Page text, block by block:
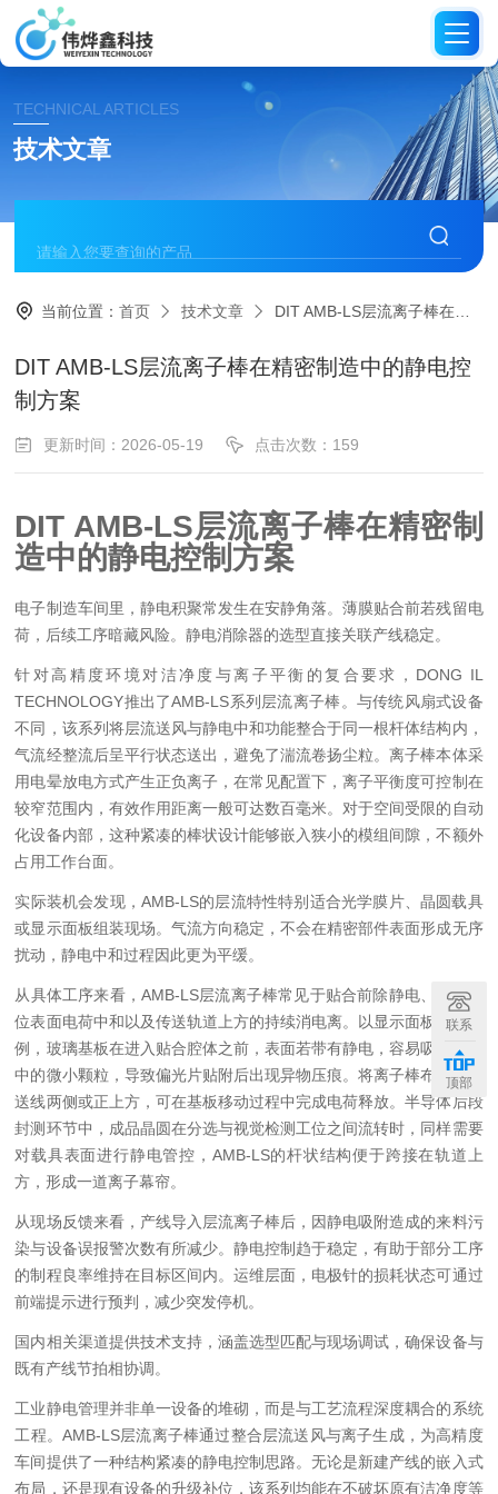
TECHNICAL ARTICLES
技术文章
当前位置：首页 技术文章 DIT AMB-LS层流离子棒在精密制造中的静电控制方案
DIT AMB-LS层流离子棒在精密制造中的静电控
制方案
更新时间：2026-05-19 点击次数：159
DIT AMB-LS层流离子棒在精密制
造中的静电控制方案
电子制造车间里，静电积聚常发生在安静角落。薄膜贴合前若残留电
荷，后续工序暗藏风险。静电消除器的选型直接关联产线稳定。
针对高精度环境对洁净度与离子平衡的复合要求，DONG IL
TECHNOLOGY推出了AMB-LS系列层流离子棒。与传统风扇式设备
不同，该系列将层流送风与静电中和功能整合于同一根杆体结构内，
气流经整流后呈平行状态送出，避免了湍流卷扬尘粒。离子棒本体采
用电晕放电方式产生正负离子，在常见配置下，离子平衡度可控制在
较窄范围内，有效作用距离一般可达数百毫米。对于空间受限的自动
化设备内部，这种紧凑的棒状设计能够嵌入狭小的模组间隙，不额外
占用工作台面。
实际装机会发现，AMB-LS的层流特性特别适合光学膜片、晶圆载具
或显示面板组装现场。气流方向稳定，不会在精密部件表面形成无序
扰动，静电中和过程因此更为平缓。
从具体工序来看，AMB-LS层流离子棒常见于贴合前除静电、检测工
位表面电荷中和以及传送轨道上方的持续消电离。以显示面板产线为
例，玻璃基板在进入贴合腔体之前，表面若带有静电，容易吸附环境
中的微小颗粒，导致偏光片贴附后出现异物压痕。将离子棒布置在传
送线两侧或正上方，可在基板移动过程中完成电荷释放。半导体后段
封测环节中，成品晶圆在分选与视觉检测工位之间流转时，同样需要
对载具表面进行静电管控，AMB-LS的杆状结构便于跨接在轨道上
方，形成一道离子幕帘。
从现场反馈来看，产线导入层流离子棒后，因静电吸附造成的来料污
染与设备误报警次数有所减少。静电控制趋于稳定，有助于部分工序
的制程良率维持在目标区间内。运维层面，电极针的损耗状态可通过
前端提示进行预判，减少突发停机。
国内相关渠道提供技术支持，涵盖选型匹配与现场调试，确保设备与
既有产线节拍相协调。
工业静电管理并非单一设备的堆砌，而是与工艺流程深度耦合的系统
工程。AMB-LS层流离子棒通过整合层流送风与离子生成，为高精度
车间提供了一种结构紧凑的静电控制思路。无论是新建产线的嵌入式
布局，还是现有设备的升级补位，该系列均能在不破坏原有洁净度等
联系
顶部